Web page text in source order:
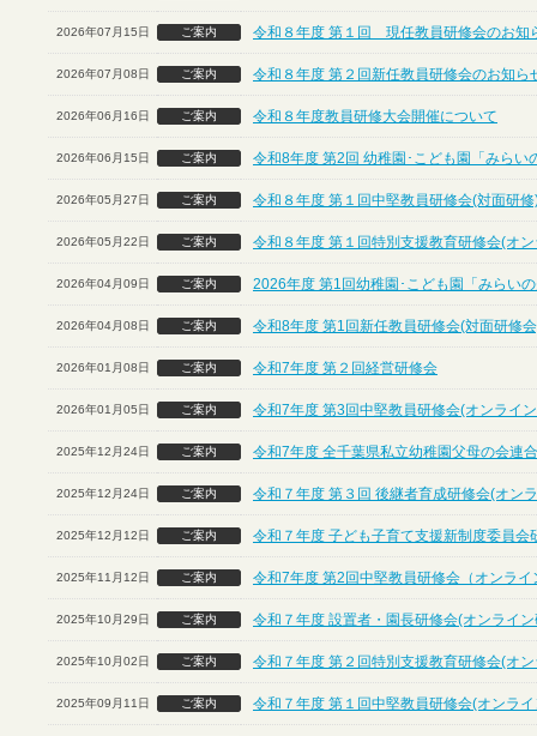
2026年07月15日 ご案内 令和８年度 第１回 現任教員研修会のお知
2026年07月08日 ご案内 令和８年度 第２回新任教員研修会のお知ら
2026年06月16日 ご案内 令和８年度教員研修大会開催について
2026年06月15日 ご案内 令和8年度 第2回 幼稚園･こども園「みらい
2026年05月27日 ご案内 令和８年度 第１回中堅教員研修会(対面研修
2026年05月22日 ご案内 令和８年度 第１回特別支援教育研修会(オ
2026年04月09日 ご案内 2026年度 第1回幼稚園･こども園「みらい
2026年04月08日 ご案内 令和8年度 第1回新任教員研修会(対面研修
2026年01月08日 ご案内 令和7年度 第２回経営研修会
2026年01月05日 ご案内 令和7年度 第3回中堅教員研修会(オンライ
2025年12月24日 ご案内 令和7年度 全千葉県私立幼稚園父母の会連
2025年12月24日 ご案内 令和７年度 第３回 後継者育成研修会(オン
2025年12月12日 ご案内 令和７年度 子ども子育て支援新制度委員会
2025年11月12日 ご案内 令和7年度 第2回中堅教員研修会（オンライ
2025年10月29日 ご案内 令和７年度 設置者・園長研修会(オンライ
2025年10月02日 ご案内 令和７年度 第２回特別支援教育研修会(オ
2025年09月11日 ご案内 令和７年度 第１回中堅教員研修会(オンラ